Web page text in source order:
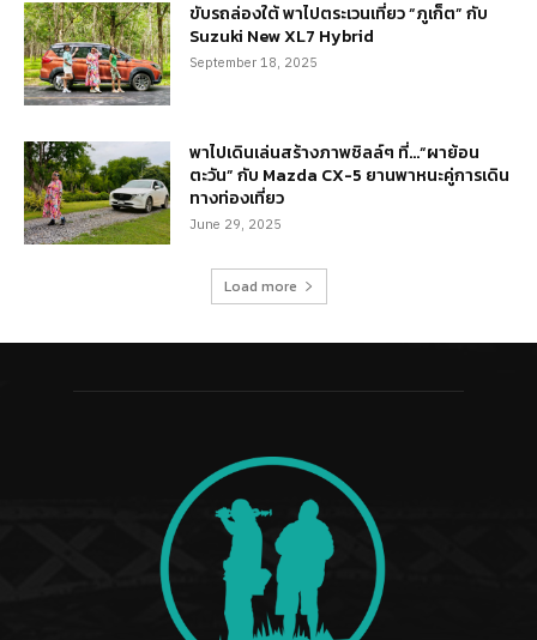
ขับรถล่องใต้ พาไปตระเวนเที่ยว “ภูเก็ต” กับ
Suzuki New XL7 Hybrid
September 18, 2025
พาไปเดินเล่นสร้างภาพชิลล์ๆ ที่…“ผาย้อน
ตะวัน” กับ Mazda CX-5 ยานพาหนะคู่การเดิน
ทางท่องเที่ยว
June 29, 2025
Load more